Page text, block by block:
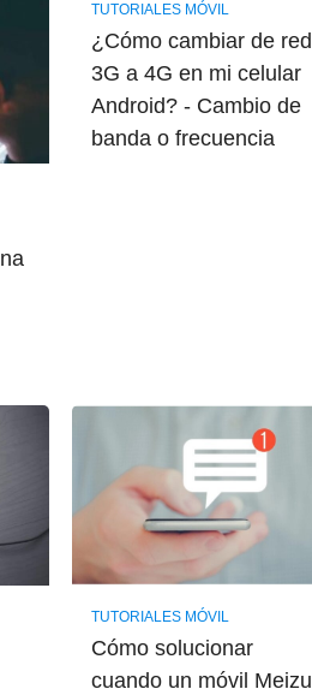
TUTORIALES MÓVIL
¿Cómo cambiar de red
3G a 4G en mi celular
Android? - Cambio de
banda o frecuencia
TUTORIALES MÓVIL
Cómo solucionar
cuando un móvil Meizu